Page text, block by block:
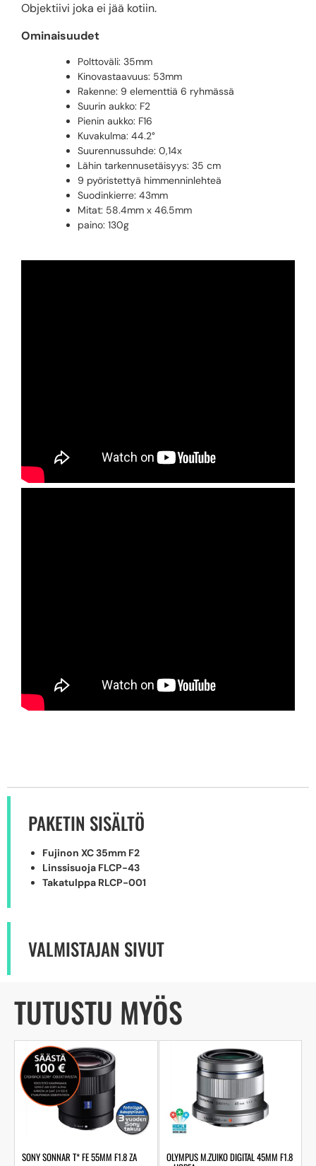
Objektiivi joka ei jää kotiin.
Ominaisuudet
Polttoväli: 35mm
Kinovastaavuus: 53mm
Rakenne: 9 elementtiä 6 ryhmässä
Suurin aukko: F2
Pienin aukko: F16
Kuvakulma: 44.2°
Suurennussuhde: 0,14x
Lähin tarkennusetäisyys: 35 cm
9 pyöristettyä himmenninlehteä
Suodinkierre: 43mm
Mitat: 58.4mm x 46.5mm
paino: 130g
PAKETIN SISÄLTÖ
Fujinon XC 35mm F2
Linssisuoja FLCP-43
Takatulppa RLCP-001
VALMISTAJAN SIVUT
TUTUSTU MYÖS
SONY SONNAR T* FE 55MM F1.8 ZA OLYMPUS M.ZUIKO DIGITAL 45MM F1.8